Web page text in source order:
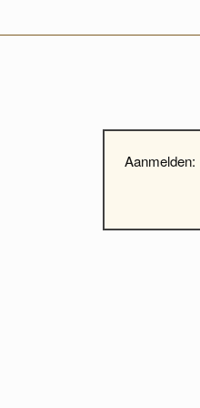
Aanmelden: